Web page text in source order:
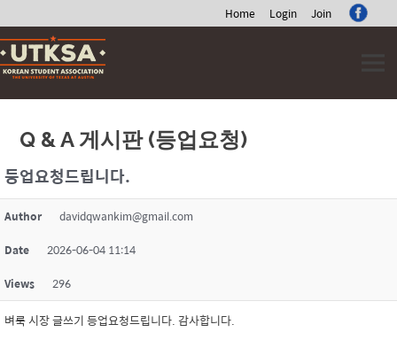
Home Login Join
Skip
to
content
Q & A 게시판 (등업요청)
등업요청드립니다.
Author davidqwankim@gmail.com
Date 2026-06-04 11:14
Views 296
벼룩 시장 글쓰기 등업요청드립니다. 감사합니다.